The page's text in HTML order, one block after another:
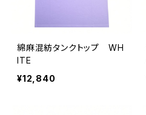
綿麻混紡タンクトップ WH
ITE
¥12,840